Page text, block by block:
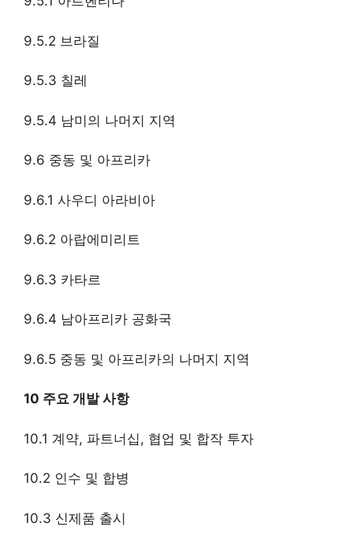
9.5.2 브라질
9.5.3 칠레
9.5.4 남미의 나머지 지역
9.6 중동 및 아프리카
9.6.1 사우디 아라비아
9.6.2 아랍에미리트
9.6.3 카타르
9.6.4 남아프리카 공화국
9.6.5 중동 및 아프리카의 나머지 지역
10 주요 개발 사항
10.1 계약, 파트너십, 협업 및 합작 투자
10.2 인수 및 합병
10.3 신제품 출시